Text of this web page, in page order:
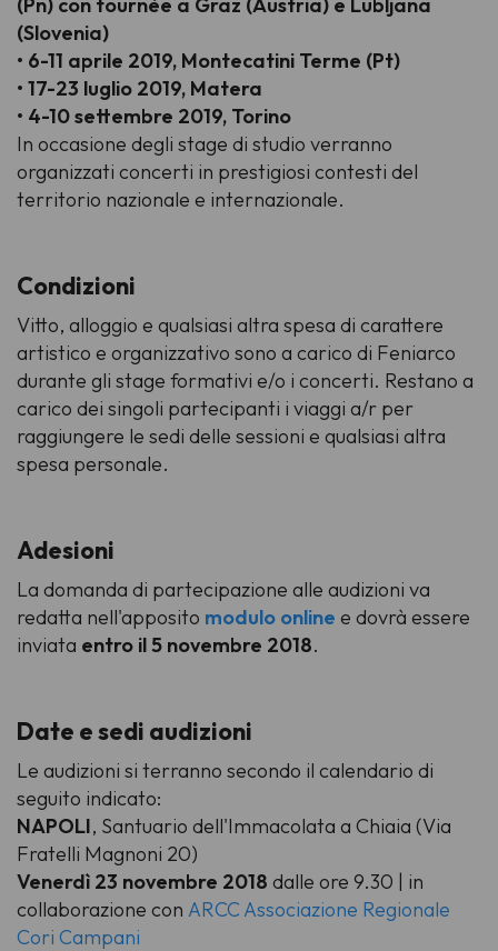
(Pn) con tournèe a Graz (Austria) e Lubljana
(Slovenia)
• 6-11 aprile 2019, Montecatini Terme (Pt)
• 17-23 luglio 2019, Matera
• 4-10 settembre 2019, Torino
In occasione degli stage di studio verranno
organizzati concerti in prestigiosi contesti del
territorio nazionale e internazionale.
Condizioni
Vitto, alloggio e qualsiasi altra spesa di carattere
artistico e organizzativo sono a carico di Feniarco
durante gli stage formativi e/o i concerti. Restano a
carico dei singoli partecipanti i viaggi a/r per
raggiungere le sedi delle sessioni e qualsiasi altra
spesa personale.
Adesioni
La domanda di partecipazione alle audizioni va
redatta nell'apposito modulo online e dovrà essere
inviata entro il 5 novembre 2018.
Date e sedi audizioni
Le audizioni si terranno secondo il calendario di
seguito indicato:
NAPOLI, Santuario dell'Immacolata a Chiaia (Via
Fratelli Magnoni 20)
Venerdì 23 novembre 2018 dalle ore 9.30 | in
collaborazione con ARCC Associazione Regionale
Cori Campani